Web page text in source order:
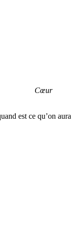
Cœur
est ce qu’on aura